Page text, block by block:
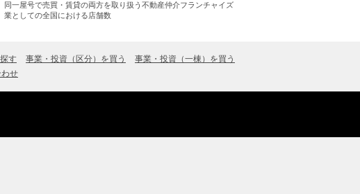
同一屋号で売買・賃貸の両方を取り扱う不動産仲介フランチャイズ
業としての全国における店舗数
す 事業・投資（区分）を買う
事業・投資（一棟）を買う
わせ